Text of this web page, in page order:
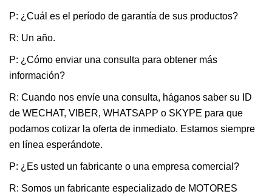
P: ¿Cuál es el período de garantía de sus productos?
R: Un año.
P: ¿Cómo enviar una consulta para obtener más
información?
R: Cuando nos envíe una consulta, háganos saber su ID
de WECHAT, VIBER, WHATSAPP o SKYPE para que
podamos cotizar la oferta de inmediato. Estamos siempre
en línea esperándote.
P: ¿Es usted un fabricante o una empresa comercial?
R: Somos un fabricante especializado de MOTORES